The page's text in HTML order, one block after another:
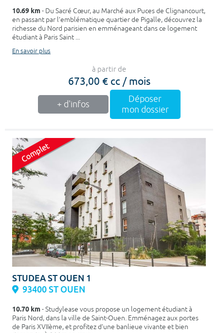
10.69 km- Du Sacré Cœur, au Marché aux Puces de Clignancourt,
en passant par l’emblématique quartier de Pigalle, découvrez la
richesse du Nord parisien en emménageant dans ce logement
étudiant à Paris Saint ...
En savoir plus
à partir de
673,00 € cc / mois
+ d'infos
Déposer
mon dossier
STUDEA ST OUEN 1
93400 ST OUEN
10.70 km- Studylease vous propose un logement étudiant à
Paris Nord, dans la ville de Saint-Ouen. Emménagez aux portes
de Paris XVIIème, et profitez d’une banlieue vivante et bien